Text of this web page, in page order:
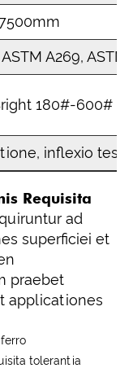
A269, ASTM
180#-600#
inflexio
Requisita
ad
superficiei et
praebet
applicationes
tolerantia